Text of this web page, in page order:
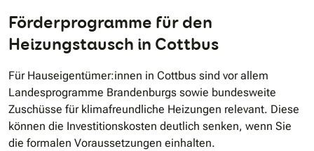
Förderprogramme für den
Heizungstausch in Cottbus
Für Hauseigentümer:innen in Cottbus sind vor allem
Landesprogramme Brandenburgs sowie bundesweite
Zuschüsse für klimafreundliche Heizungen relevant. Diese
können die Investitionskosten deutlich senken, wenn Sie
die formalen Voraussetzungen einhalten.